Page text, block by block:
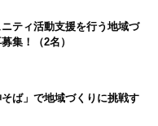
ニティ活動支援を行う地域づ
集！（2名）
そば」で地域づくりに挑戦す